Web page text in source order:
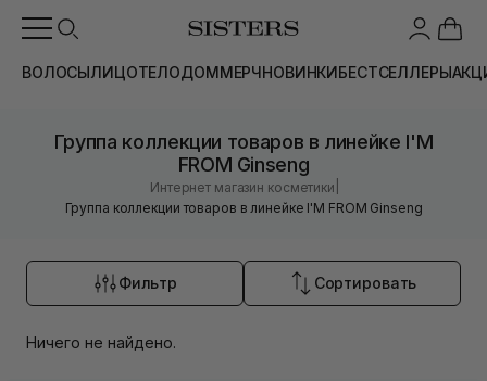
ВОЛОСЫЛИЦОТЕЛОДОММЕРЧНОВИНКИБЕСТСЕЛЛЕРЫ
Группа коллекции товаров в линейке I'M
FROM Ginseng
Интернет магазин косметики
Группа коллекции товаров в линейке I'M FROM Ginseng
Фильтр Сортировать
Ничего не найдено.